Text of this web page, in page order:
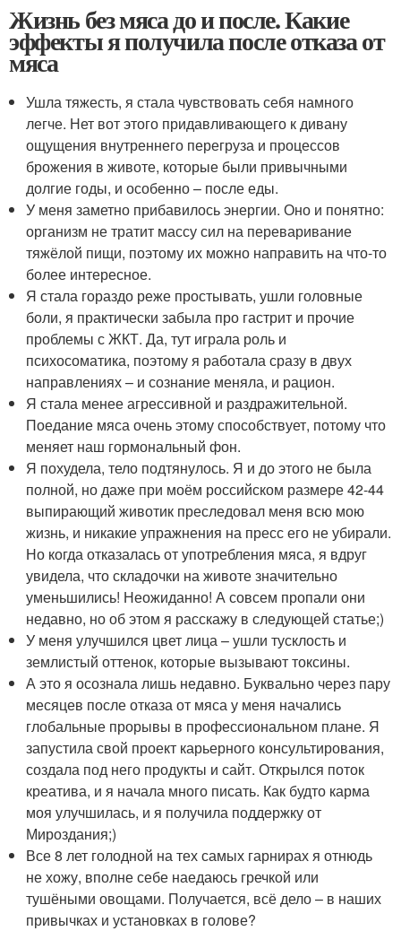
Жизнь без мяса до и после. Какие
эффекты я получила после отказа от
мяса
Ушла тяжесть, я стала чувствовать себя намного
легче. Нет вот этого придавливающего к дивану
ощущения внутреннего перегруза и процессов
брожения в животе, которые были привычными
долгие годы, и особенно – после еды.
У меня заметно прибавилось энергии. Оно и понятно:
организм не тратит массу сил на переваривание
тяжёлой пищи, поэтому их можно направить на что-то
более интересное.
Я стала гораздо реже простывать, ушли головные
боли, я практически забыла про гастрит и прочие
проблемы с ЖКТ. Да, тут играла роль и
психосоматика, поэтому я работала сразу в двух
направлениях – и сознание меняла, и рацион.
Я стала менее агрессивной и раздражительной.
Поедание мяса очень этому способствует, потому что
меняет наш гормональный фон.
Я похудела, тело подтянулось. Я и до этого не была
полной, но даже при моём российском размере 42-44
выпирающий животик преследовал меня всю мою
жизнь, и никакие упражнения на пресс его не убирали.
Но когда отказалась от употребления мяса, я вдруг
увидела, что складочки на животе значительно
уменьшились! Неожиданно! А совсем пропали они
недавно, но об этом я расскажу в следующей статье;)
У меня улучшился цвет лица – ушли тусклость и
землистый оттенок, которые вызывают токсины.
А это я осознала лишь недавно. Буквально через пару
месяцев после отказа от мяса у меня начались
глобальные прорывы в профессиональном плане. Я
запустила свой проект карьерного консультирования,
создала под него продукты и сайт. Открылся поток
креатива, и я начала много писать. Как будто карма
моя улучшилась, и я получила поддержку от
Мироздания;)
Все 8 лет голодной на тех самых гарнирах я отнюдь
не хожу, вполне себе наедаюсь гречкой или
тушёными овощами. Получается, всё дело – в наших
привычках и установках в голове?